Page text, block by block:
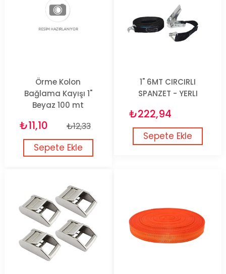
Örme Kolon
Bağlama Kayışı 1"
Beyaz 100 mt
₺11,10 ₺12,33
Sepete Ekle
1" 6MT CIRCIRLI
SPANZET - YERLI
₺222,94
Sepete Ekle